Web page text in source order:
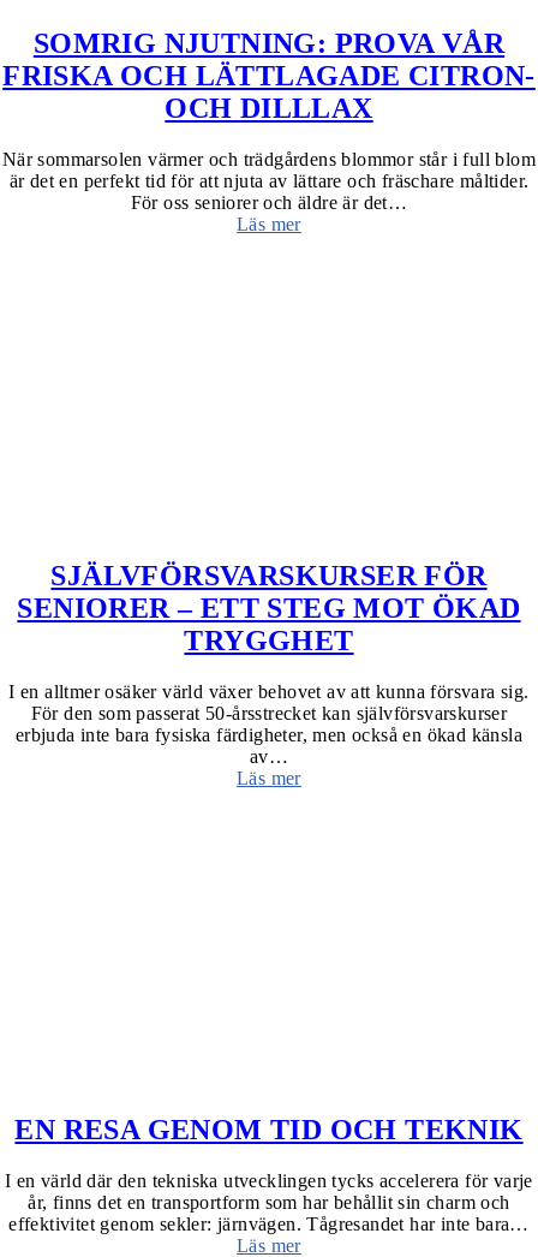
SOMRIG NJUTNING: PROVA VÅR
FRISKA OCH LÄTTLAGADE CITRON-
OCH DILLLAX
När sommarsolen värmer och trädgårdens blommor står i full blom
är det en perfekt tid för att njuta av lättare och fräschare måltider.
För oss seniorer och äldre är det…
Läs mer
SJÄLVFÖRSVARSKURSER FÖR
SENIORER – ETT STEG MOT ÖKAD
TRYGGHET
I en alltmer osäker värld växer behovet av att kunna försvara sig.
För den som passerat 50-årsstrecket kan självförsvarskurser
erbjuda inte bara fysiska färdigheter, men också en ökad känsla
av…
Läs mer
EN RESA GENOM TID OCH TEKNIK
I en värld där den tekniska utvecklingen tycks accelerera för varje
år, finns det en transportform som har behållit sin charm och
effektivitet genom sekler: järnvägen. Tågresandet har inte bara…
Läs mer